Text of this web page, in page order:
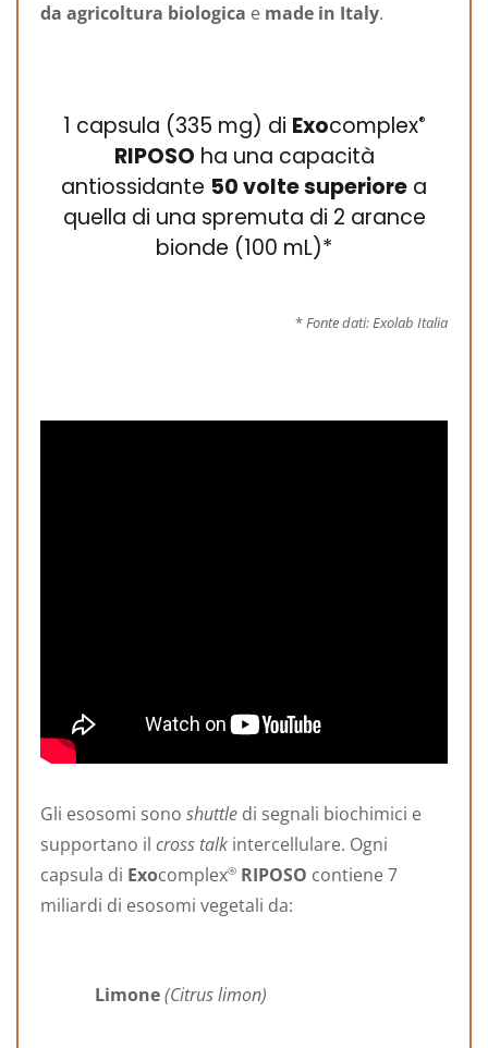
da agricoltura biologica e made in Italy.
1 capsula (335 mg) di Exocomplex®
RIPOSO ha una capacità
antiossidante 50 volte superiore a
quella di una spremuta di 2 arance
bionde (100 mL)*
*Fonte dati: Exolab Italia
Gli esosomi sono shuttle di segnali biochimici e
supportano il cross talk intercellulare. Ogni
capsula di Exocomplex® RIPOSO contiene 7
miliardi di esosomi vegetali da:
Limone(Citrus limon)